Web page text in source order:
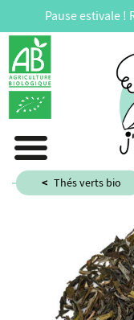
Pause estivale !
Thés verts bio